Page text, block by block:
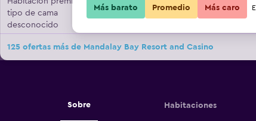
tipo de cama
desconocido
$88
125 ofertas más de Mandalay Bay Resort and Casino
Sobre Habitaciones
Más barato Promedio Más caro